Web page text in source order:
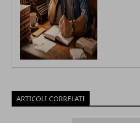
ARTICOLI CORRELATI